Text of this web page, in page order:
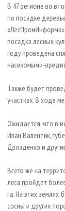
ЦБП
RUSSIAN
ГАЗЕТА
В 47 регионе во
по посадке
посадка лесных
году проведена
насекомыми-
Также будет
участках. В ходе
Ожидается, что в
Иван Валентик,
Дрозденко и
Всего же на
леса пройдет
га. На этих землях
сосны и других